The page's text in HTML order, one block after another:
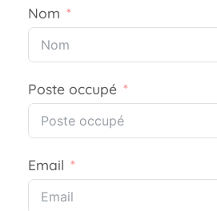
Nom
Poste occupé
Email